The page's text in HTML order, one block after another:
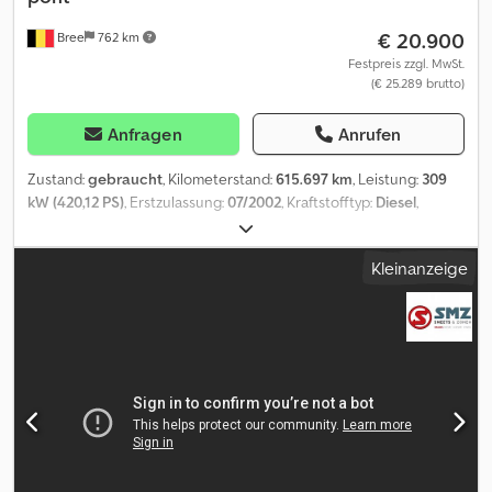
empfangen sie auf 130.000m2 land mit 20.000m2 lager und
Bree 762 km € 20.900
Festpreis zzgl. MwSt.
(€ 25.289 brutto)
Anfragen Anrufen
Zustand:gebraucht, Kilometerstand:615.697 km, Leistung: 309
kW (420,12 PS), Erstzulassung:07/2002, Kraftstofftyp: Diesel,
, Reifenzustand:
Konfiguration:6x4, Radstand:4.300 mm, Kraftstoff:Diesel,
, Emissionsklasse:
, Gesamthöhe:
, = Weitere
Motorhubraum: 12.130 cc Achskonfiguration Reifen Profil: 25%
Federung: Blattfederung Vorderachse: Reifenmaß: 385/65R22,5;
Gelenkt Hinterachse 1: Reifenmaß: 13R22,5 Hinterachse 2:
Kleinanzeige